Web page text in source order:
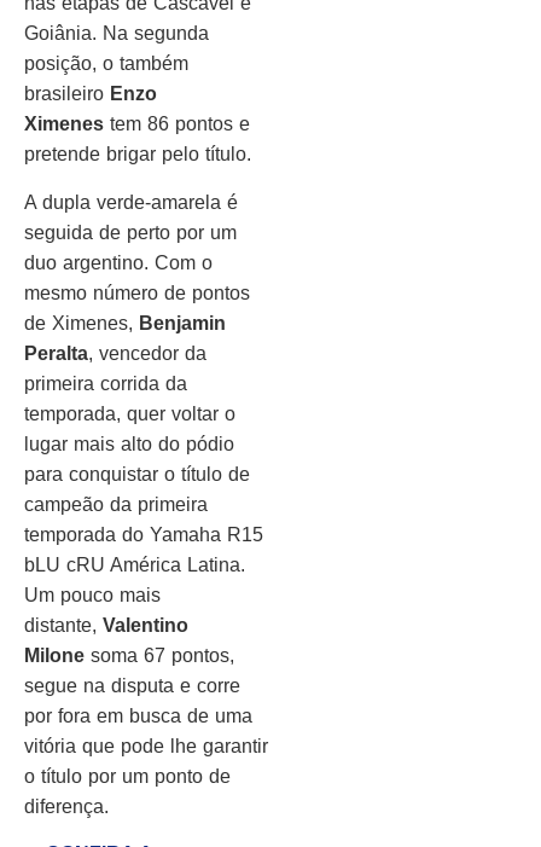
Goiânia. Na segunda
posição, o também
brasileiro Enzo
Ximenes tem 86 pontos e
pretende brigar pelo título.
A dupla verde-amarela é
seguida de perto por um
duo argentino. Com o
mesmo número de pontos
de Ximenes, Benjamin
Peralta, vencedor da
primeira corrida da
temporada, quer voltar o
lugar mais alto do pódio
para conquistar o título de
campeão da primeira
temporada do Yamaha R15
bLU cRU América Latina.
Um pouco mais
distante, Valentino
Milone soma 67 pontos,
segue na disputa e corre
por fora em busca de uma
vitória que pode lhe garantir
o título por um ponto de
diferença.